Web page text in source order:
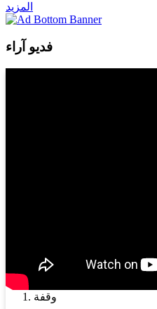
المزيد
فديو آراء
وقفة